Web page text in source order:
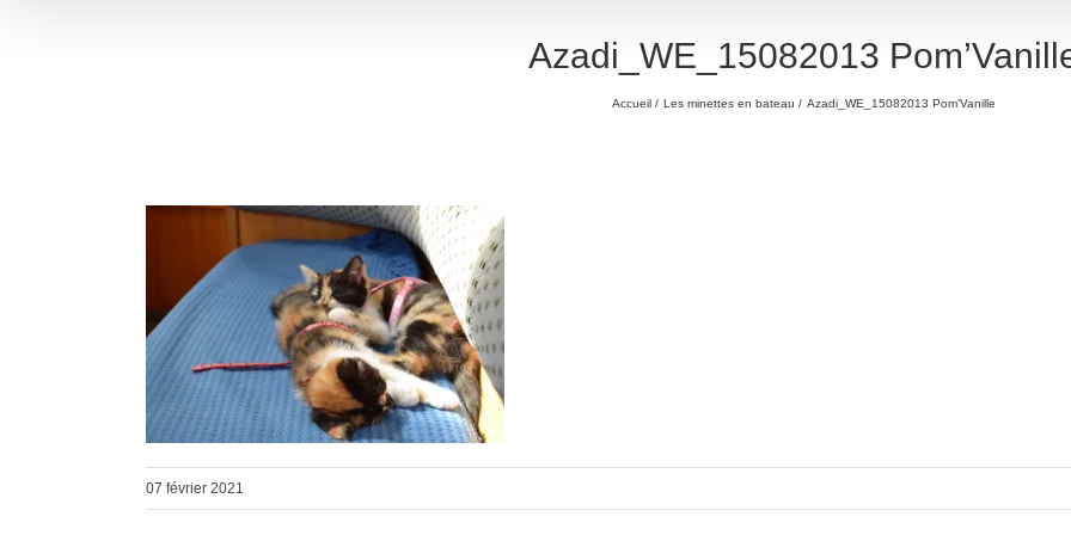
Azadi_WE_15082013
Accueil Les minettes en bateau Azadi_WE_15082013 Pom’Vanille
07 février 2021